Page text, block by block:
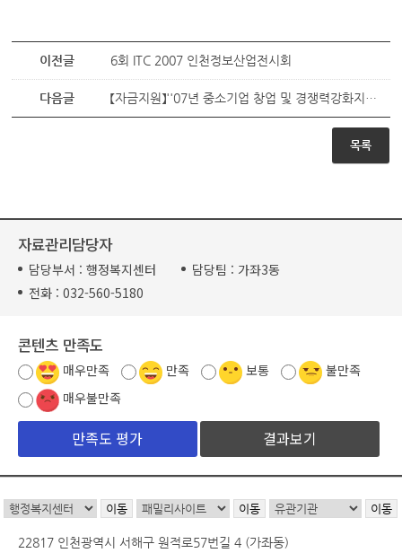
이전글 6회 ITC 2007 인천정보산업전시회
다음글 【자금지원】''07년 중소기업 창업 및 경쟁력강화지원사업자금 추가융자계획 공고
목록
자료관리담당자
담당부서 : 행정복지센터 담당팀 : 가좌3동
전화 : 032-560-5180
콘텐츠 만족도
매우만족 만족 보통
불만족
매우불만족
결과보기
22817 인천광역시 서해구 원적로57번길 4 (가좌동)